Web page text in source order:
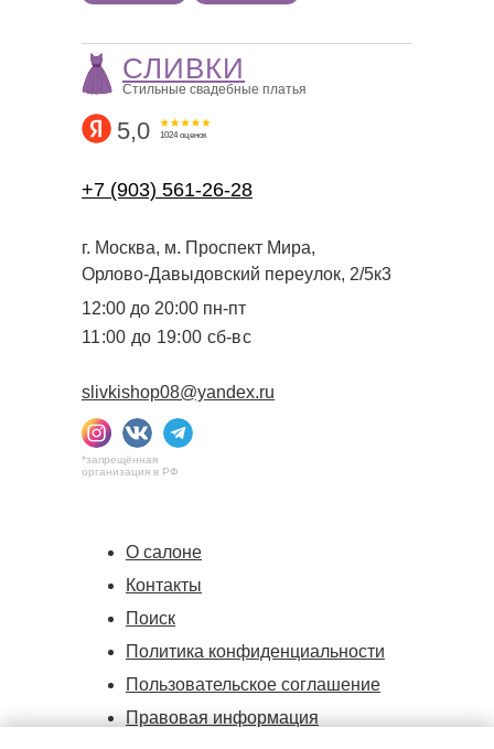
+7 (903) 561-26-28
Политика конфиденциальности
Пользовательское соглашение
Правовая информация
О салоне
Контакты
г. Москва, м. Проспект Мира,
Орлово-Давыдовский переулок, 2/5к3
slivkishop08@yandex.ru
*запрещённая
организация в РФ
5,0 1024 оценок
12:00 до 20:00 пн-пт
11:00 до 19:00 сб-вс
СЛИВКИ
Стильные свадебные платья
Поиск